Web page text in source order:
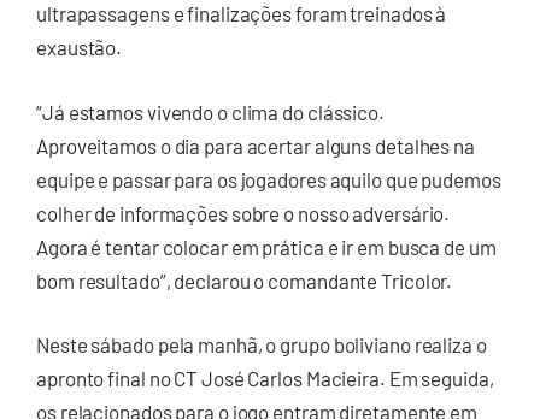
ultrapassagens e finalizações foram treinados à
exaustão.
“Já estamos vivendo o clima do clássico.
Aproveitamos o dia para acertar alguns detalhes na
equipe e passar para os jogadores aquilo que pudemos
colher de informações sobre o nosso adversário.
Agora é tentar colocar em prática e ir em busca de um
bom resultado”, declarou o comandante Tricolor.
Neste sábado pela manhã, o grupo boliviano realiza o
apronto final no CT José Carlos Macieira. Em seguida,
os relacionados para o jogo entram diretamente em